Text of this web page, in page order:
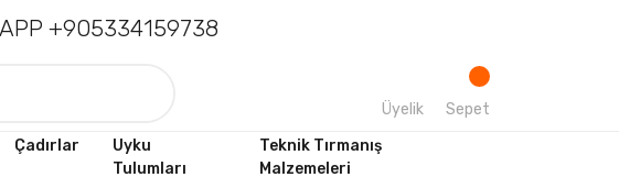
+905334159738
Üyelik Sepet
Çadırlar
Uyku
Tulumları
Teknik Tırmanış
Malzemeleri